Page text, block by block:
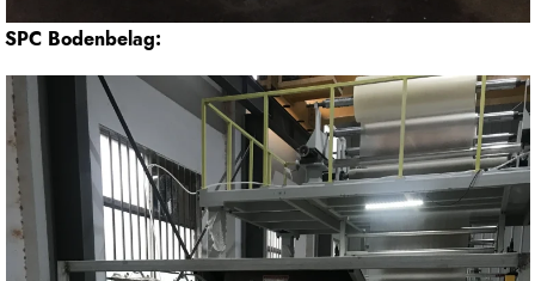
SPC Bodenbelag: